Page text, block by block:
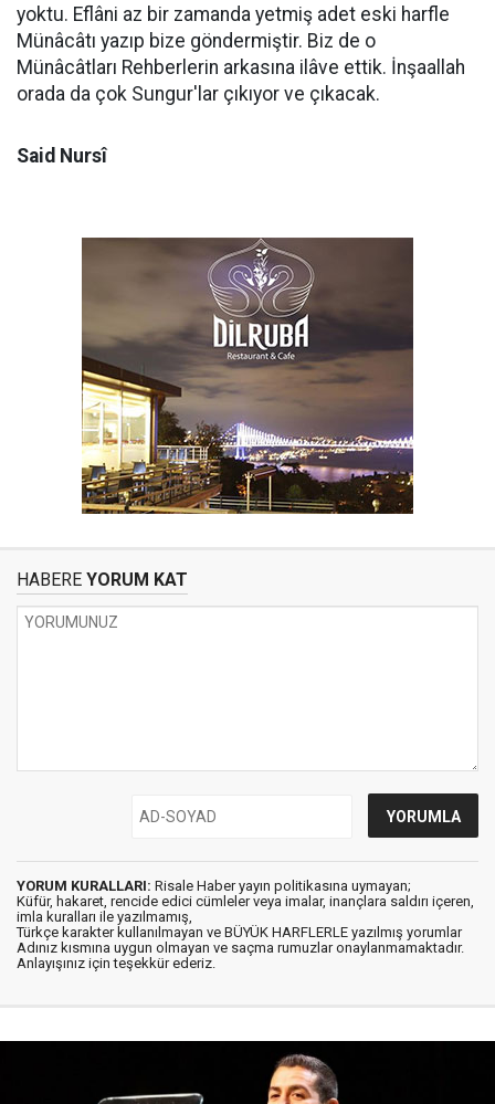
yoktu. Eflâni az bir zamanda yetmiş adet eski harfle
Münâcâtı yazıp bize göndermiştir. Biz de o
Münâcâtları Rehberlerin arkasına ilâve ettik. İnşaallah
orada da çok Sungur'lar çıkıyor ve çıkacak.
Said Nursî
HABERE YORUM KAT
YORUM KURALLARI: Risale Haber yayın politikasına uymayan;
Küfür, hakaret, rencide edici cümleler veya imalar, inançlara saldırı içeren,
imla kuralları ile yazılmamış,
Türkçe karakter kullanılmayan ve BÜYÜK HARFLERLE yazılmış yorumlar
Adınız kısmına uygun olmayan ve saçma rumuzlar onaylanmamaktadır.
Anlayışınız için teşekkür ederiz.